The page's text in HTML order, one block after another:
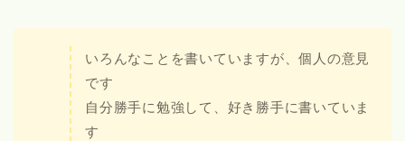
いろんなことを書いていますが、個人の意見
です
自分勝手に勉強して、好き勝手に書いていま
す